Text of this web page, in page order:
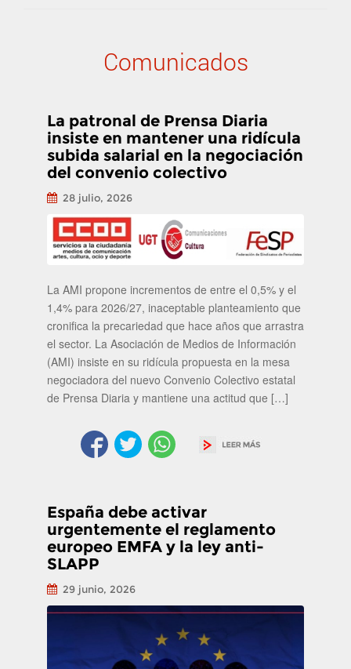
Comunicados
La patronal de Prensa Diaria
insiste en mantener una ridícula
subida salarial en la negociación
del convenio colectivo
28 julio, 2026
La AMI propone incrementos de entre el 0,5% y el
1,4% para 2026/27, inaceptable planteamiento que
cronifica la precariedad que hace años que arrastra
el sector. La Asociación de Medios de Información
(AMI) insiste en su ridícula propuesta en la mesa
negociadora del nuevo Convenio Colectivo estatal
de Prensa Diaria y mantiene una actitud que […]
España debe activar
urgentemente el reglamento
europeo EMFA y la ley anti-
SLAPP
29 junio, 2026